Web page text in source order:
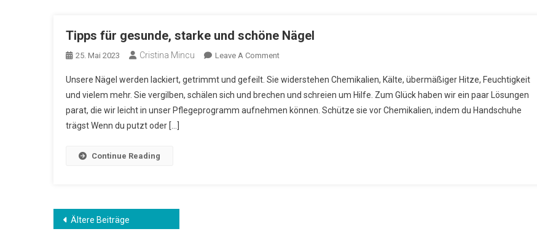
Tipps für gesunde, starke und schöne Nägel
25. Mai 2023 Cristina Mincu Leave A CommentOn
Für
Gesunde,
Starke
Unsere Nägel werden lackiert, getrimmt und gefeilt. Sie widerstehen Chemikalien, Kälte, übermäßiger Hitze, Feuchtigkeit
und vielem mehr. Sie vergilben, schälen sich und brechen und schreien um Hilfe. Zum Glück haben wir ein paar Lösungen
parat, die wir leicht in unser Pflegeprogramm aufnehmen können. Schütze sie vor Chemikalien, indem du Handschuhe
trägst Wenn du putzt oder […]
Continue Reading
Beitragsnavigation
Ältere Beiträge